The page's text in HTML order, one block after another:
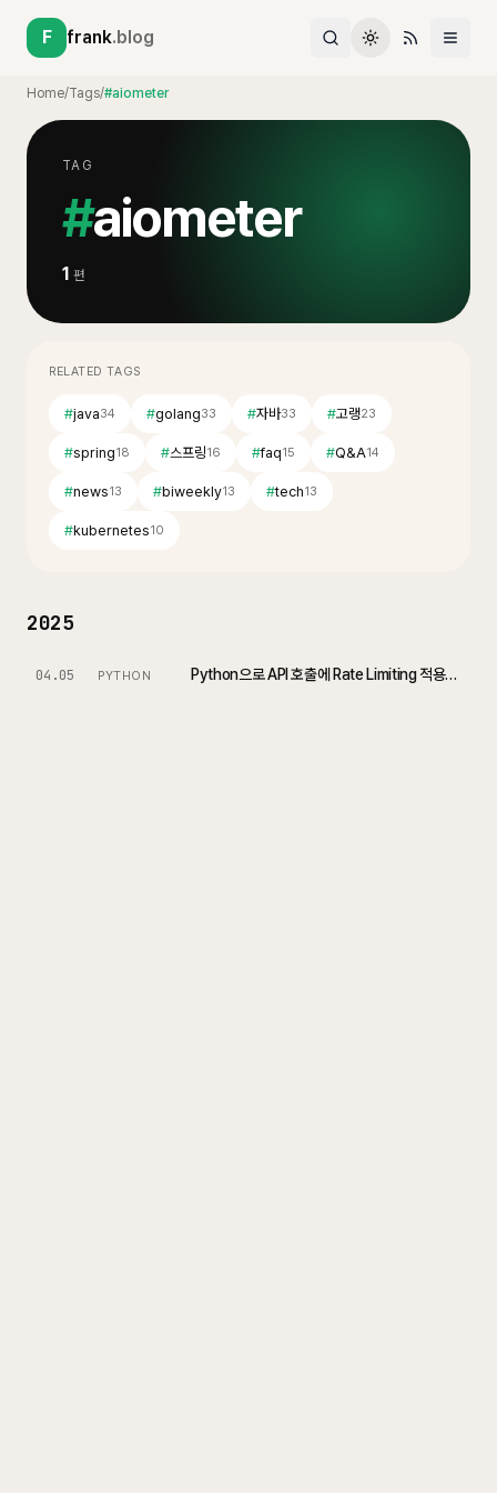
F frank.blog
Home/Tags/#aiometer
TAG
#aiometer
1 편
RELATED TAGS
#java34 #golang33 #자바33 #고랭23
#spring18 #스프링16 #faq15 #Q&A14
#news13 #biweekly13 #tech13
#kubernetes10
2025
04.05 PYTHON Python으로 API 호출에 Rate Limiting 적용하기: aiolimiter와 aiometer 사용법